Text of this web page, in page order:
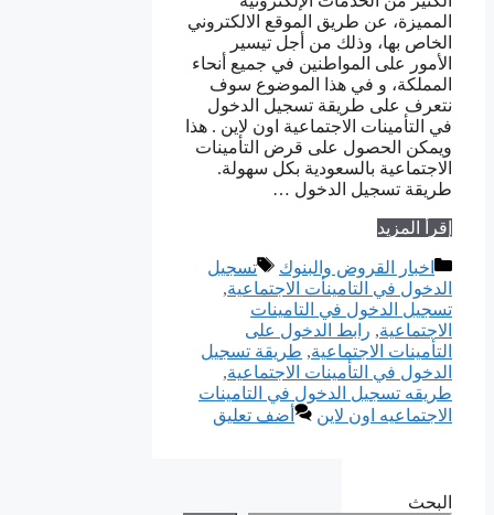
المميزة، عن طريق الموقع الالكتروني
الخاص بها، وذلك من أجل تيسير
الأمور على المواطنين في جميع أنحاء
المملكة، و في هذا الموضوع سوف
نتعرف على طريقة تسجيل الدخول
في التأمينات الاجتماعية اون لاين . هذا
ويمكن الحصول على قرض التأمينات
الاجتماعية بالسعودية بكل سهولة.
طريقة تسجيل الدخول …
إقرأ المزيد
التصنيفات
اخبار القروض والبنوك الوسوم
تسجيل
الدخول في التامينأت الاجتماعية,
تسجيل الدخول في التامينات
الاجتماعية, رابط الدخول على
التأمينات الاجتماعية, طريقة تسجيل
الدخول في التأمينات الاجتماعية,
طريقه تسجيل الدخول في التامينات
الاجتماعيه اون لاين
أضف تعليق
البحث